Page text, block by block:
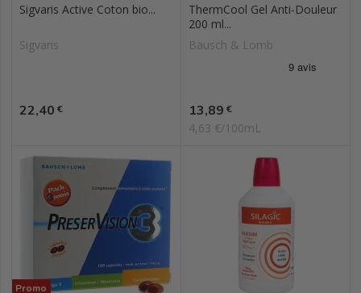
Sigvaris Active Coton bio...
Sigvaris
Prix
22,40 €
ThermCool Gel Anti-Douleur
200 ml...
Bausch & Lomb
Prix
13,89 €
4,63 €/100mL
Promo